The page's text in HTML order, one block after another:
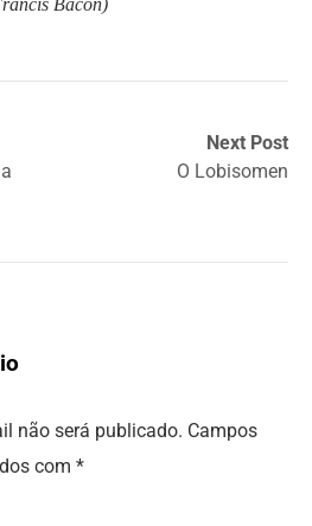
Bacon)
Next Post
O Lobisomen
não será publicado. Campos
com *